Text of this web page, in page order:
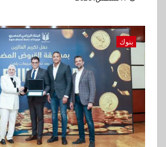
5
بنك مصر يشارك
العالمي للشباب
العروض المجانية
بنوك